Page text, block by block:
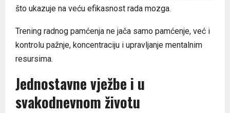
što ukazuje na veću efikasnost rada mozga.
Trening radnog pamćenja ne jača samo pamćenje, već i
kontrolu pažnje, koncentraciju i upravljanje mentalnim
resursima.
Jednostavne vježbe i u
svakodnevnom životu